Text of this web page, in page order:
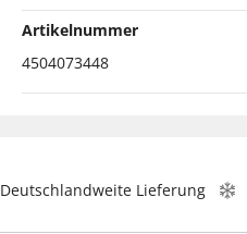
Artikelnummer
4504073448
Deutschlandweite Lieferung